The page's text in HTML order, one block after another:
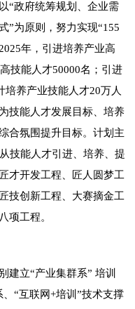
“政府统筹规划、企业需
”为原则，努力实现“155
年，引进培养产业高
技能人才50000名；引进
培养产业技能人才20万人
技能人才发展目标、培养
合氛围提升目标。计划主
技能人才引进、培养、提
才开发工程、匠人圆梦工
技创新工程、大赛摘金工
项工程。
建立“产业集群系” 培训
“互联网+培训”技术支撑